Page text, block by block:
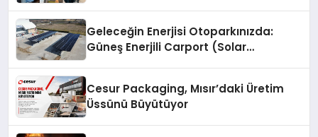
Geleceğin Enerjisi Otoparkınızda:
Güneş Enerjili Carport (Solar
Cesur Packaging, Mısır’daki Üretim
Üssünü Büyütüyor